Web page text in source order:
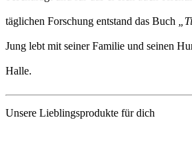
täglichen Forschung entstand das Buch
Jung lebt mit seiner Familie und seinen
Halle.
Unsere Lieblingsprodukte für dich